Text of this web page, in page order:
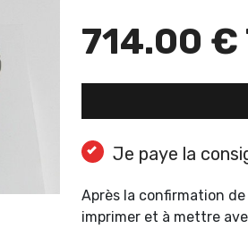
714.00 €
Je paye la
Après la confirmation
imprimer et à mettre